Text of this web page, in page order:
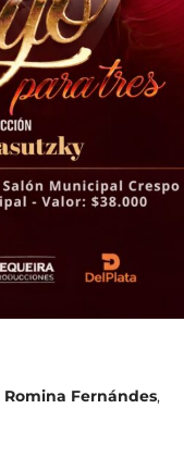
Romina Fernándes,